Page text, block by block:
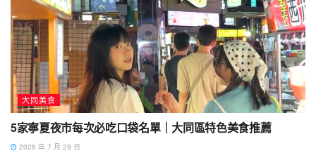
大同美食
5家寧夏夜市每次必吃口袋名單｜大同區特色美食推薦
2026 年 7 月 29 日